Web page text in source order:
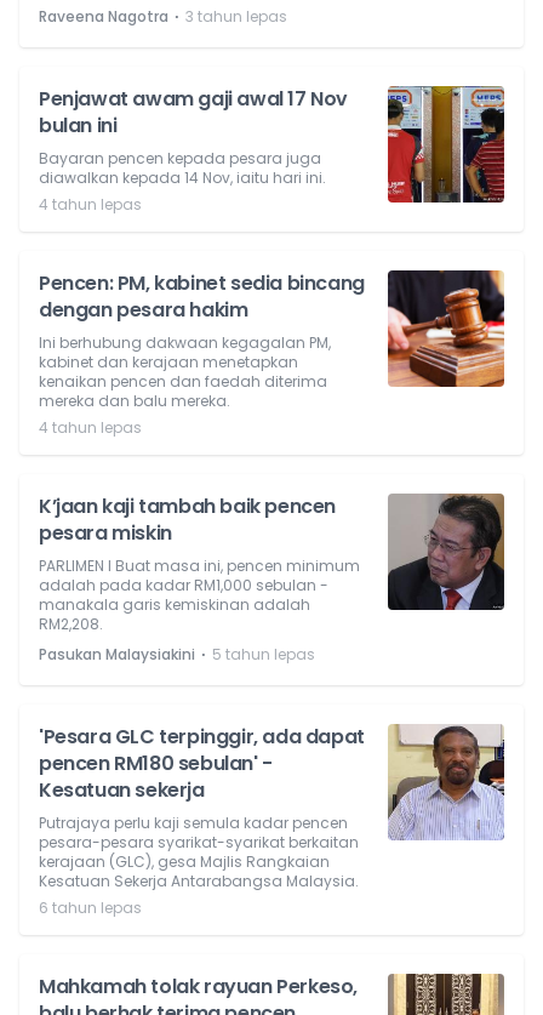
Raveena Nagotra ⋅ 3 tahun lepas
Penjawat awam gaji awal 17 Nov
bulan ini
Bayaran pencen kepada pesara juga
diawalkan kepada 14 Nov, iaitu hari ini.
4 tahun lepas
Pencen: PM, kabinet sedia bincang
dengan pesara hakim
Ini berhubung dakwaan kegagalan PM,
kabinet dan kerajaan menetapkan
kenaikan pencen dan faedah diterima
mereka dan balu mereka.
4 tahun lepas
K’jaan kaji tambah baik pencen
pesara miskin
PARLIMEN l Buat masa ini, pencen minimum
adalah pada kadar RM1,000 sebulan -
manakala garis kemiskinan adalah
RM2,208.
Pasukan Malaysiakini ⋅ 5 tahun lepas
'Pesara GLC terpinggir, ada dapat
pencen RM180 sebulan' -
Kesatuan sekerja
Putrajaya perlu kaji semula kadar pencen
pesara-pesara syarikat-syarikat berkaitan
kerajaan (GLC), gesa Majlis Rangkaian
Kesatuan Sekerja Antarabangsa Malaysia.
6 tahun lepas
Mahkamah tolak rayuan Perkeso,